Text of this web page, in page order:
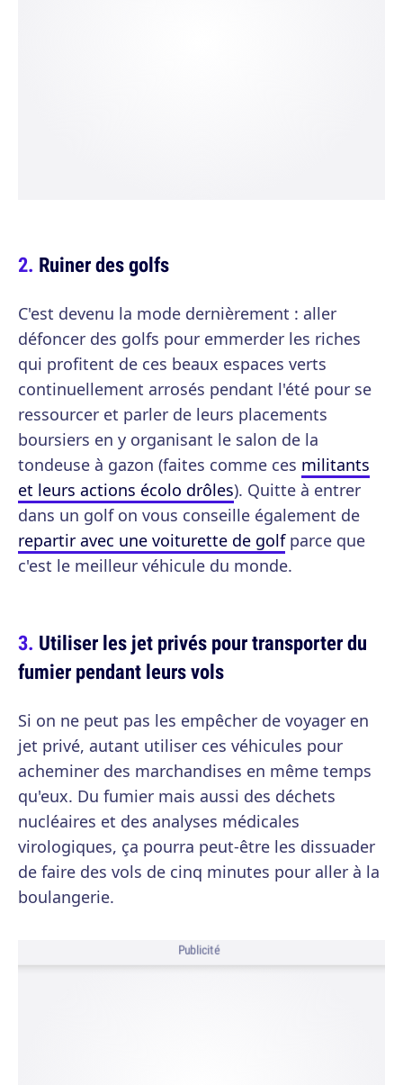
Ruiner des golfs
C'est devenu la mode dernièrement : aller
défoncer des golfs pour emmerder les riches
qui profitent de ces beaux espaces verts
continuellement arrosés pendant l'été pour se
ressourcer et parler de leurs placements
boursiers en y organisant le salon de la
tondeuse à gazon (faites comme ces militants
et leurs actions écolo drôles). Quitte à entrer
dans un golf on vous conseille également de
repartir avec une voiturette de golfparce que
c'est le meilleur véhicule du monde.
Utiliser les jet privés pour transporter du
fumier pendant leurs vols
Si on ne peut pas les empêcher de voyager en
jet privé, autant utiliser ces véhicules pour
acheminer des marchandises en même temps
qu'eux. Du fumier mais aussi des déchets
nucléaires et des analyses médicales
virologiques, ça pourra peut-être les dissuader
de faire des vols de cinq minutes pour aller à la
boulangerie.
Publicité